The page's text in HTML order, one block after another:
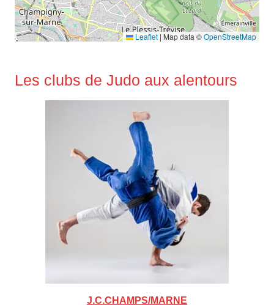
Leaflet | Map data ©OpenStreetMap
Les clubs de Judo aux alentours
J.C.CHAMPS/MARNE